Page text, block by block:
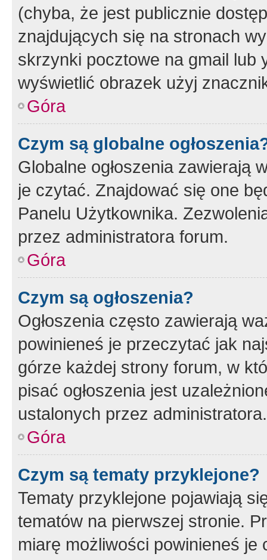
(chyba, że jest publicznie
znajdujących się na stronach
skrzynki pocztowe na gmail lub
wyświetlić obrazek użyj
Góra
Czym są globalne
Globalne ogłoszenia zawierają
je czytać. Znajdować się one
Panelu Użytkownika.
przez administratora forum.
Góra
Czym są ogłoszenia?
Ogłoszenia często zawierają
powinieneś je przeczytać jak
górze każdej strony forum, w
pisać ogłoszenia jest
ustalonych przez administratora.
Góra
Czym są tematy przyklejone?
Tematy przyklejone pojawiają
tematów na pierwszej stronie.
miarę możliwości powinieneś je